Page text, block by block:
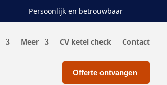
Persoonlijk en betrouwbaar
Meer CV ketel check Contact
Offerte ontvangen